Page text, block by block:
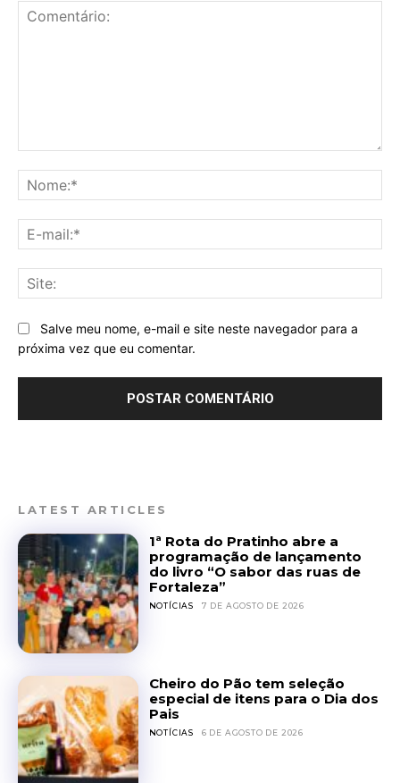
Salve meu nome, e-mail e site neste navegador para a
próxima vez que eu comentar.
LATEST ARTICLES
1ª Rota do Pratinho abre a
programação de lançamento
do livro “O sabor das ruas de
Fortaleza”
NOTÍCIAS 7 DE AGOSTO DE 2026
Cheiro do Pão tem seleção
especial de itens para o Dia dos
Pais
NOTÍCIAS 6 DE AGOSTO DE 2026